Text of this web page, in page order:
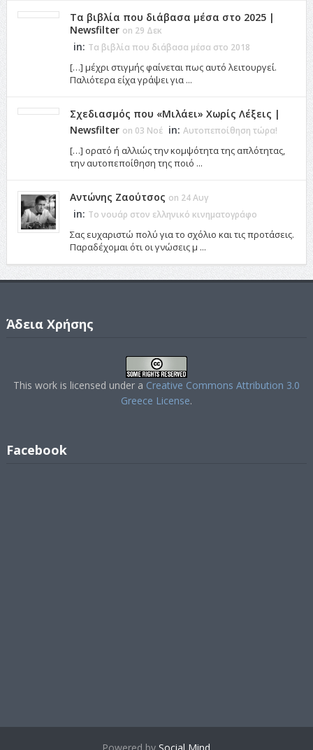
Τα βιβλία που διάβασα μέσα στο 2025 |
Newsfilter on 29 Δεκ
in: Τα βιβλία που διάβασα μέσα στο 2018
[…] μέχρι στιγμής φαίνεται πως αυτό λειτουργεί.
Παλιότερα είχα γράψει για ...
Σχεδιασμός που «Μιλάει» Χωρίς Λέξεις |
Newsfilter on 03 Νοέ in: Αυτοπεποίθηση τώρα!
[…] ορατό ή αλλιώς την κομψότητα της απλότητας,
την αυτοπεποίθηση της ποιό ...
Αντώνης Ζαούτσος on 24 Αυγ
in: Το νουάρ στον ελληνικό κινηματογράφο
Σας ευχαριστώ πολύ για το σχόλιο και τις προτάσεις.
Παραδέχομαι ότι οι γνώσεις μ ...
Άδεια Χρήσης
This work is licensed under a Creative Commons Attribution 3.0
Greece License.
Facebook